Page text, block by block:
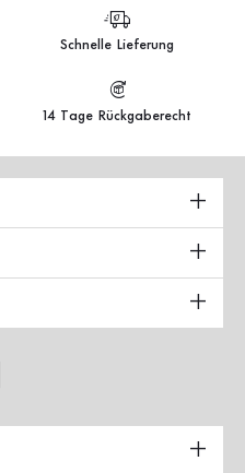
Schnelle Lieferung
14 Tage Rückgaberecht